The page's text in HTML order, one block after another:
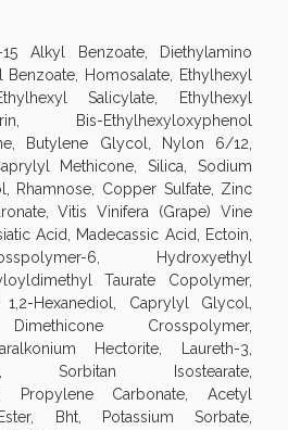
15 Alkyl Benzoate, Diethylamino
Homosalate, Ethylhexyl
Salicylate, Ethylhexyl
Bis-Ethylhexyloxyphenol
Butylene Glycol, Nylon 6/12,
Methicone, Silica, Sodium
Rhamnose, Copper Sulfate, Zinc
Vitis Vinifera (Grape) Vine
Acid, Madecassic Acid, Ectoin,
6, Hydroxyethyl
Taurate Copolymer,
Hexanediol, Caprylyl Glycol,
Crosspolymer,
Hectorite, Laureth-3,
Sorbitan Isostearate,
Propylene Carbonate, Acetyl
Bht, Potassium Sorbate,
Sconto fino al 55% valido
oggi!